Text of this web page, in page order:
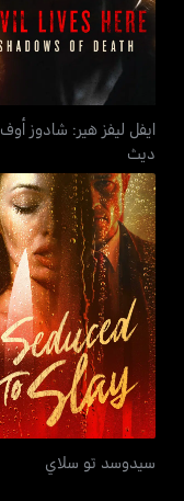
ايفل ليفز هير: شادوز أوف
ديث
سيدوسد تو سلاي
سيدوسد تو سلاي